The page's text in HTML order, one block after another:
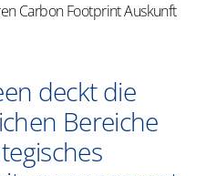
Carbon Footprint Auskunft
deckt die
Bereiche